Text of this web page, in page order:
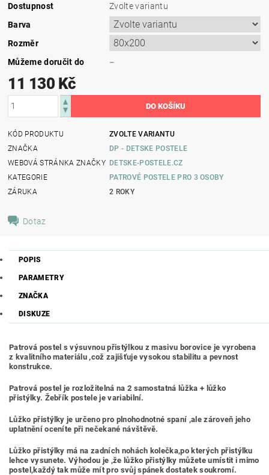
Dostupnost
Zvolte variantu
Barva
Rozměr
Můžeme doručit do
–
11 130 Kč
KÓD PRODUKTU
ZVOLTE VARIANTU
ZNAČKA
DP - DETSKE POSTELE
WEBOVÁ STRÁNKA ZNAČKY DETSKE-POSTELE.CZ
KATEGORIE
PATROVÉ POSTELE PRO 3 OSOBY
ZÁRUKA
2 ROKY
Dotaz
POPIS
PARAMETRY
ZNAČKA
DISKUZE
Patrová postel s výsuvnou přistýlkou z masivu borovice je vyrobena
z kvalitního materiálu ,což zajišťuje vysokou stabilitu a pevnost
konstrukce.
Patrová postel je rozložitelná na 2 samostatná lůžka + lůžko
přistýlky. Žebřík postele je variabilní.
Lůžko přistýlky je určeno pro plnohodnotné spaní ,ale zároveň jeho
uplatnění oceníte při nečekané návštěvě.
Lůžko přistýlky má na zadních nohách kolečka,po kterých přistýlku
lehce vysunete. Výhodou je ,že lůžko přistýlky můžete umístit i mimo
postel,každý tak může mít pro svůj spánek dostatek soukromí.